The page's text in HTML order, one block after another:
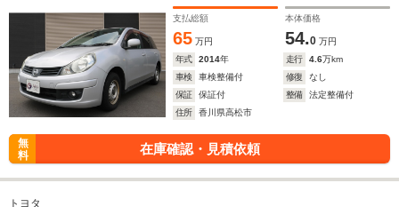
支払総額
65 万円
本体価格
54.0 万円
年式
2014年 走行 4.6万km
車検
車検整備付 修復
なし
保証
保証付 整備
法定整備付
住所
香川県高松市
無
料
在庫確認・見積依頼
トヨタ